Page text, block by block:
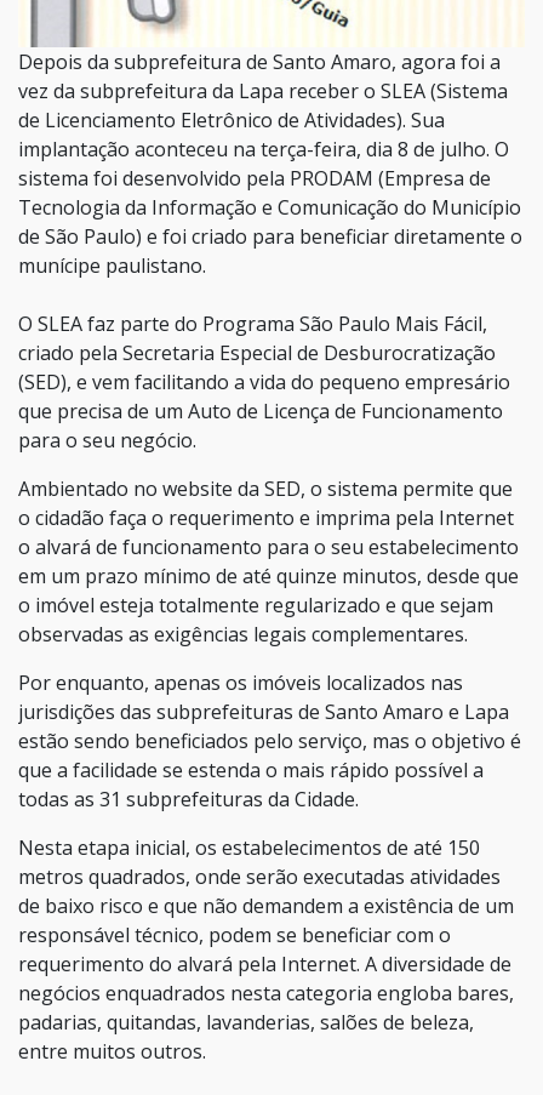
Depois da subprefeitura de Santo Amaro, agora foi a
vez da subprefeitura da Lapa receber o SLEA (Sistema
de Licenciamento Eletrônico de Atividades). Sua
implantação aconteceu na terça-feira, dia 8 de julho. O
sistema foi desenvolvido pela PRODAM (Empresa de
Tecnologia da Informação e Comunicação do Município
de São Paulo) e foi criado para beneficiar diretamente o
munícipe paulistano.
O SLEA faz parte do Programa São Paulo Mais Fácil,
criado pela Secretaria Especial de Desburocratização
(SED), e vem facilitando a vida do pequeno empresário
que precisa de um Auto de Licença de Funcionamento
para o seu negócio.
Ambientado no website da SED, o sistema permite que
o cidadão faça o requerimento e imprima pela Internet
o alvará de funcionamento para o seu estabelecimento
em um prazo mínimo de até quinze minutos, desde que
o imóvel esteja totalmente regularizado e que sejam
observadas as exigências legais complementares.
Por enquanto, apenas os imóveis localizados nas
jurisdições das subprefeituras de Santo Amaro e Lapa
estão sendo beneficiados pelo serviço, mas o objetivo é
que a facilidade se estenda o mais rápido possível a
todas as 31 subprefeituras da Cidade.
Nesta etapa inicial, os estabelecimentos de até 150
metros quadrados, onde serão executadas atividades
de baixo risco e que não demandem a existência de um
responsável técnico, podem se beneficiar com o
requerimento do alvará pela Internet. A diversidade de
negócios enquadrados nesta categoria engloba bares,
padarias, quitandas, lavanderias, salões de beleza,
entre muitos outros.